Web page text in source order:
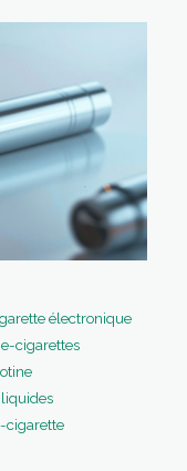
électronique
cigarettes
cigarette